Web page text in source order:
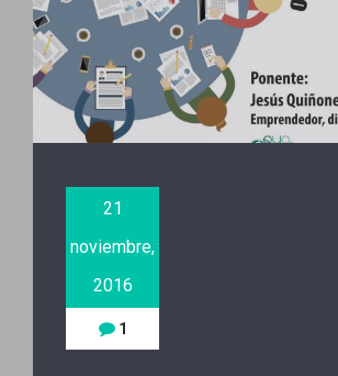
21
noviembre,
2016
1